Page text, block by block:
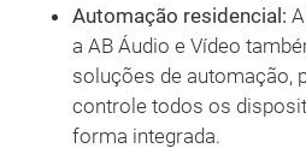
Automação residencial:
a AB Áudio e Vídeo
soluções de automação,
controle todos os
forma integrada.